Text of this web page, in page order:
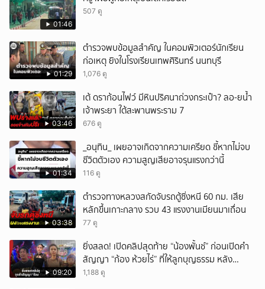
01:46
507 ดู
01:29
ตำรวจพบข้อมูลสำคัญ ในคอมพิวเตอร์นักเรียน
ก่อเหตุ ยิงในโรงเรียนเทพศิรินทร์ นนทบุรี
1,076 ดู
03:46
เต้ ดราก้อนไฟว์ มีหินปริศนาถ่วงกระเป๋า? ลอ-ยน้ำ
เจ้าพระยา ใต้สะพานพระราม 7
676 ดู
01:34
_อนุทิน_ เผยอาจเกิดจากความเครียด ชี้หากไม่จบ
ชีวิตตัวเอง ความสูญเสียอาจรุนแรงกว่านี้
116 ดู
03:38
ตำรวจทางหลวงสกัดจับรถตู้ซิ่งหนี 60 กม. เสีย
หลักขึ้นเกาะกลาง รวบ 43 แรงงานเมียนมาเถื่อน
77 ดู
09:20
ยิ่งสลด! เปิดคลิปสุดท้าย “น้องพั้นช์” ก่อนเปิดคำ
สัญญา “ก้อง ห้วยไร่” ที่ให้ลูกบุญธรรม หลัง
ลาโลก!
1,188 ดู